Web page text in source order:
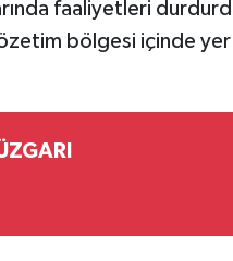
faaliyetleri
bölgesi içinde yer
RÜZGARI